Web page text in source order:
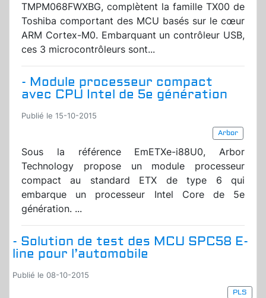
TMPM068FWXBG, complètent la famille TX00 de
Toshiba comportant des MCU basés sur le cœur
ARM Cortex-M0. Embarquant un contrôleur USB,
ces 3 microcontrôleurs sont...
- Module processeur compact
avec CPU Intel de 5e génération
Publié le 15-10-2015
Arbor
Sous la référence EmETXe-i88U0, Arbor
Technology propose un module processeur
compact au standard ETX de type 6 qui
embarque un processeur Intel Core de 5e
génération. ...
- Solution de test des MCU SPC58 E-
line pour l’automobile
Publié le 08-10-2015
PLS